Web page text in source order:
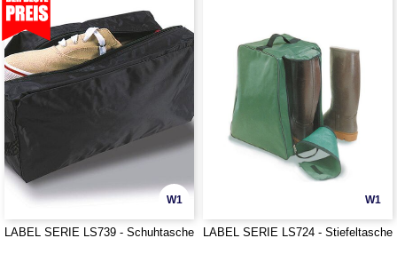
W1
LABEL SERIE LS739 - Schuhtasche
W1
LABEL SERIE LS724 - Stiefeltasche